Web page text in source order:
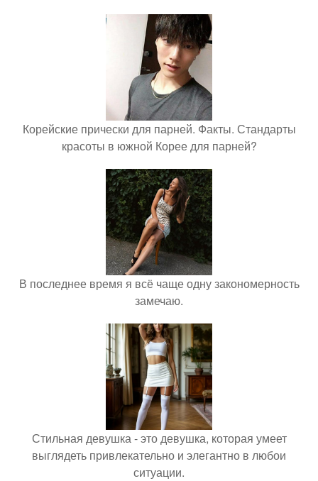
Корейские прически для парней. Факты. Стандарты
красоты в южной Корее для парней?
В последнее время я всё чаще одну закономерность
замечаю.
Стильная девушка - это девушка, которая умеет
выглядеть привлекательно и элегантно в любои
ситуации.